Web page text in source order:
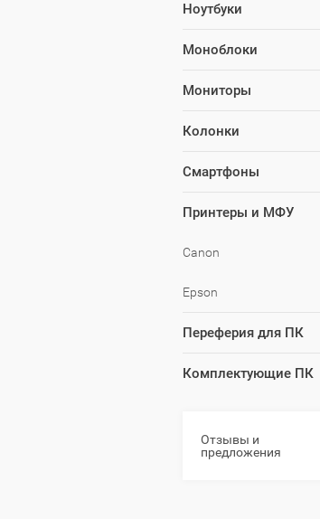
Ноутбуки
Моноблоки
Мониторы
Колонки
Смартфоны
Принтеры и МФУ
Canon
Epson
Переферия для ПК
Комплектующие ПК
Отзывы и
предложения